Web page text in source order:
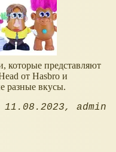
которые представляют
от Hasbro и
разные вкусы.
11.08.2023 admin